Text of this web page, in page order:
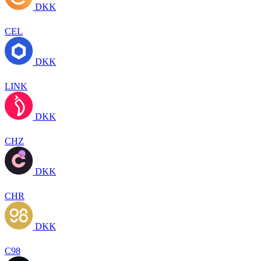
DKK
CEL
DKK
LINK
DKK
CHZ
DKK
CHR
DKK
C98